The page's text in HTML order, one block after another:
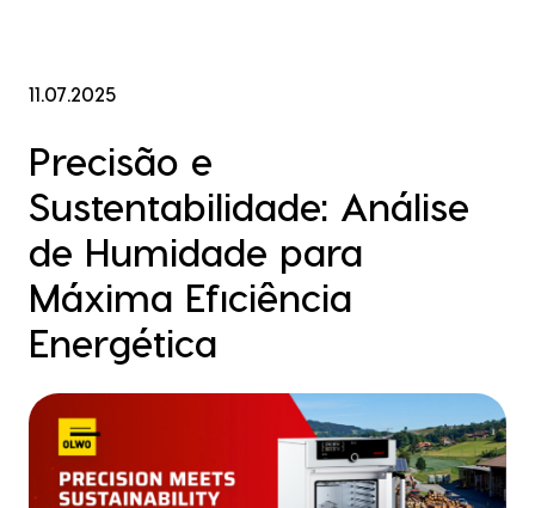
11.07.2025
Precisão e
Sustentabilidade: Análise
de Humidade para
Máxima Eficiência
Energética